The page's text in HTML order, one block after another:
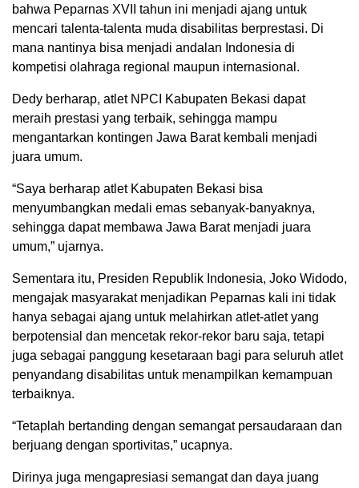
bahwa Peparnas XVII tahun ini menjadi ajang untuk
mencari talenta-talenta muda disabilitas berprestasi. Di
mana nantinya bisa menjadi andalan Indonesia di
kompetisi olahraga regional maupun internasional.
Dedy berharap, atlet NPCI Kabupaten Bekasi dapat
meraih prestasi yang terbaik, sehingga mampu
mengantarkan kontingen Jawa Barat kembali menjadi
juara umum.
“Saya berharap atlet Kabupaten Bekasi bisa
menyumbangkan medali emas sebanyak-banyaknya,
sehingga dapat membawa Jawa Barat menjadi juara
umum,” ujarnya.
Sementara itu, Presiden Republik Indonesia, Joko Widodo,
mengajak masyarakat menjadikan Peparnas kali ini tidak
hanya sebagai ajang untuk melahirkan atlet-atlet yang
berpotensial dan mencetak rekor-rekor baru saja, tetapi
juga sebagai panggung kesetaraan bagi para seluruh atlet
penyandang disabilitas untuk menampilkan kemampuan
terbaiknya.
“Tetaplah bertanding dengan semangat persaudaraan dan
berjuang dengan sportivitas,” ucapnya.
Dirinya juga mengapresiasi semangat dan daya juang